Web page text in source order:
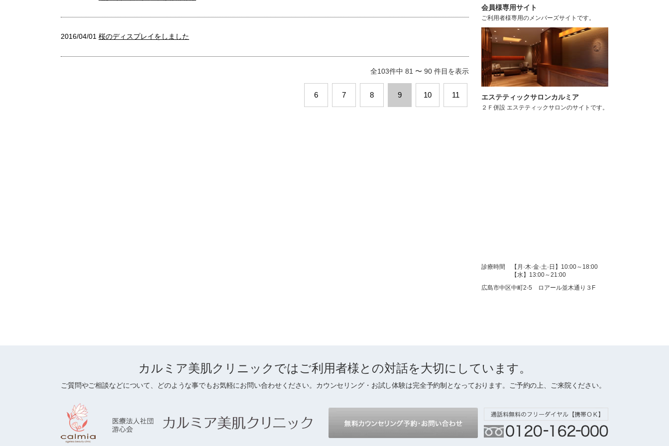
2016/04/01 桜のディスプレイをしました
全103件中 81 〜 90 件目を表示
6 7 8 9 10 11
会員様専用サイト
ご利用者様専用のメンバーズサイトです。
エステティックサロンカルミア
２Ｆ併設 エステティックサロンのサイトです。
診療時間
【月·木·金·土·日】10:00～18:00
【水】13:00～21:00
広島市中区中町2-5 ロアール並木通り３F
カルミア美肌クリニックではご利用者様との対話を大切にしています。
ご質問やご相談などについて、どのような事でもお気軽にお問い合わせください。カウンセリング・お試し体験は完全予約制となっております。ご予約の上、ご来院ください。